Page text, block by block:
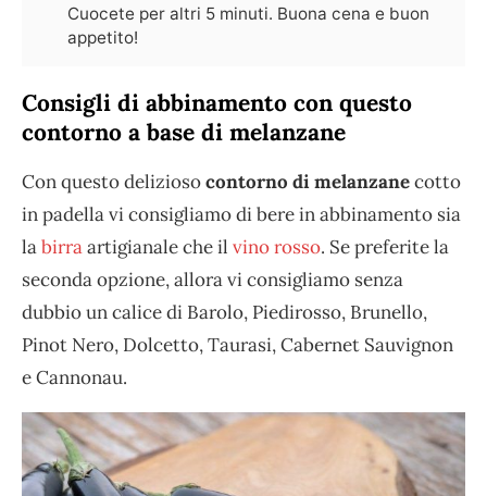
Cuocete per altri 5 minuti. Buona cena e buon
appetito!
Consigli di abbinamento con questo
contorno a base di melanzane
Con questo deliziosocontorno di melanzanecotto
in padella vi consigliamo di bere in abbinamento sia
labirraartigianale che il vino rosso. Se preferite la
seconda opzione, allora vi consigliamo senza
dubbio un calice di Barolo, Piedirosso, Brunello,
Pinot Nero, Dolcetto, Taurasi, Cabernet Sauvignon
e Cannonau.